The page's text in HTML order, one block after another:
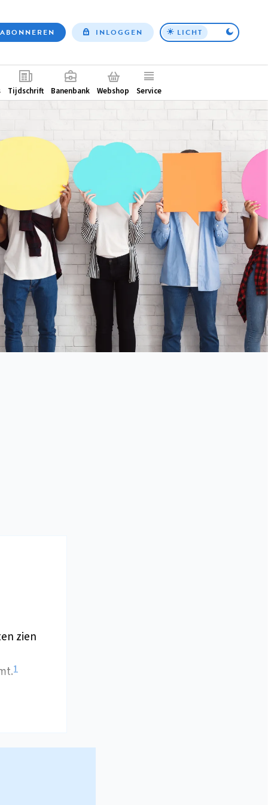
Top
ABONNEREN INLOGGEN LICHT
Tijdschrift Banenbank Webshop Service
zien
1